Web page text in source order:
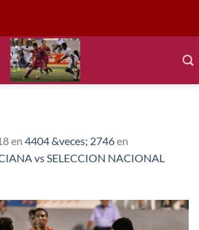
en 4404 &veces; 2746en
vs SELECCION NACIONAL